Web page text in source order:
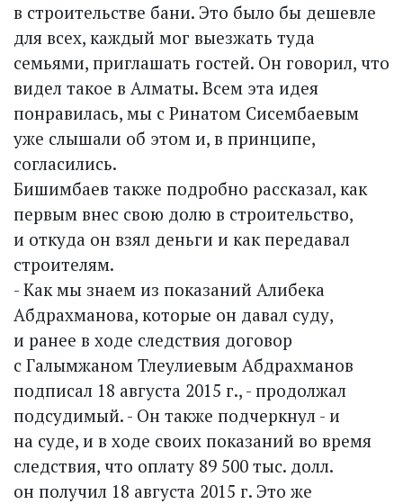
в строительстве бани. Это было бы дешевле
для всех, каждый мог выезжать туда
семьями, приглашать гостей. Он говорил, что
видел такое в Алматы. Всем эта идея
понравилась, мы с Ринатом Сисембаевым
уже слышали об этом и, в принципе,
согласились.
Бишимбаев также подробно рассказал, как
первым внес свою долю в строительство,
и откуда он взял деньги и как передавал
строителям.
- Как мы знаем из показаний Алибека
Абдрахманова, которые он давал суду,
и ранее в ходе следствия договор
с Галымжаном Тлеулиевым Абдрахманов
подписал 18 августа 2015 г., - продолжал
подсудимый. - Он также подчеркнул - и
на суде, и в ходе своих показаний во время
следствия, что оплату 89 500 тыс. долл.
он получил 18 августа 2015 г. Это же